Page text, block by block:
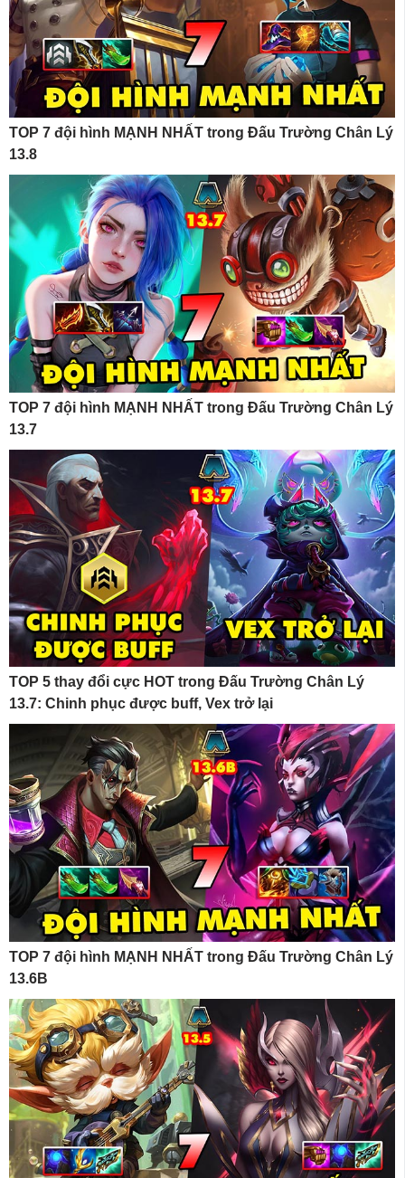
TOP 7 đội hình MẠNH NHẤT trong Đấu Trường Chân Lý
13.8
TOP 7 đội hình MẠNH NHẤT trong Đấu Trường Chân Lý
13.7
TOP 5 thay đổi cực HOT trong Đấu Trường Chân Lý
13.7: Chinh phục được buff, Vex trở lại
TOP 7 đội hình MẠNH NHẤT trong Đấu Trường Chân Lý
13.6B